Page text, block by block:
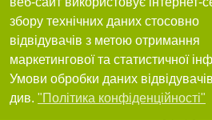
збору технічних даних стосовно
відвідувачів з метою отримання
маркетингової та статистичної
Умови обробки даних
див. "Політика конфіденційності"